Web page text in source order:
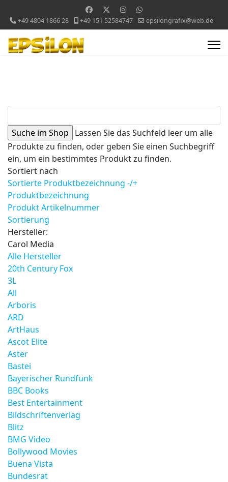
+49 4804 1866 28 +49 151 52584747 epsilongrafix@web.de
Lassen Sie das Suchfeld leer um alle
Produkte zu finden, oder geben Sie einen Suchbegriff
ein, um ein bestimmtes Produkt zu finden.
Sortiert nach
Sortierte Produktbezeichnung -/+
Produktbezeichnung
Produkt Artikelnummer
Sortierung
Hersteller:
Carol Media
Alle Hersteller
20th Century Fox
3L
All
Arboris
ARD
ArtHaus
Ascot Elite
Aster
Bastei
Bayerischer Rundfunk
BBC Books
Best Entertainment
Bildschriftenverlag
Blitz
BMG Video
Bollywood Movies
Buena Vista
Bundesrat